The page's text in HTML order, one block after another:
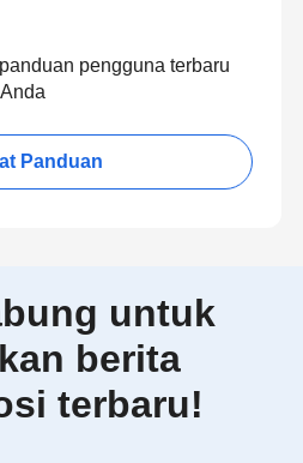
pengguna terbaru
Panduan
untuk
berita
terbaru!